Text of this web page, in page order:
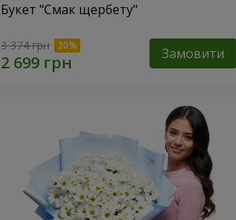
Букет "Смак щербету"
3 374 грн Замовити